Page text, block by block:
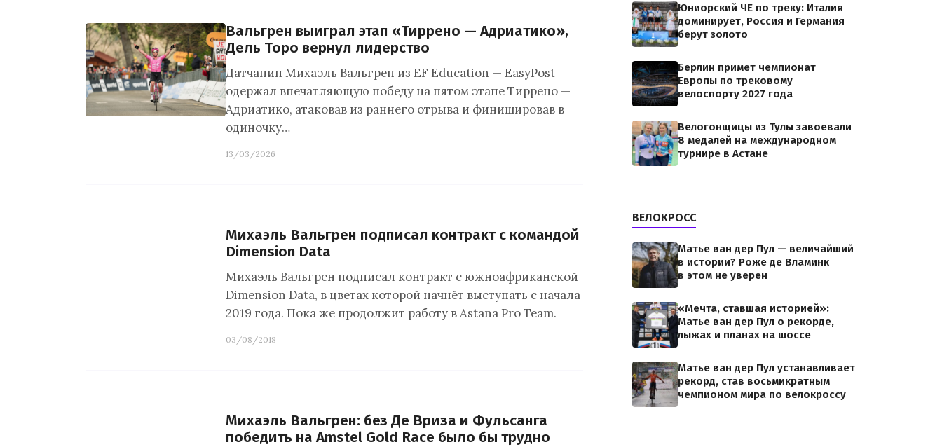
Вальгрен выиграл этап «Тиррено — Адриатико»,
Дель Торо вернул лидерство
Датчанин Михаэль Вальгрен из EF Education — EasyPost
одержал впечатляющую победу на пятом этапе Тиррено —
Адриатико, атаковав из раннего отрыва и финишировав в
одиночку…
13/03/2026
Михаэль Вальгрен подписал контракт с командой
Dimension Data
Михаэль Вальгрен подписал контракт с южноафриканской
Dimension Data, в цветах которой начнёт выступать с начала
2019 года. Пока же продолжит работу в Astana Pro Team.
03/08/2018
Михаэль Вальгрен: без Де Вриза и Фульсанга
победить на Amstel Gold Race было бы трудно
Юниорский ЧЕ по треку: Италия
доминирует, Россия и Германия
берут золото
Берлин примет чемпионат
Европы по трековому
велоспорту 2027 года
Велогонщицы из Тулы завоевали
8 медалей на международном
турнире в Астане
ВЕЛОКРОСС
Матье ван дер Пул — величайший
в истории? Роже де Вламинк
в этом не уверен
«Мечта, ставшая историей»:
Матье ван дер Пул о рекорде,
лыжах и планах на шоссе
Матье ван дер Пул устанавливает
рекорд, став восьмикратным
чемпионом мира по велокроссу